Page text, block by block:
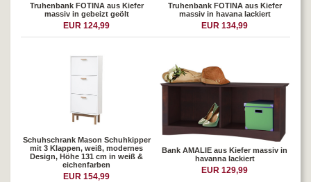
Truhenbank FOTINA aus Kiefer
massiv in gebeizt geölt
EUR 124,99
Truhenbank FOTINA aus Kiefer
massiv in havana lackiert
EUR 134,99
Schuhschrank Mason Schuhkipper
mit 3 Klappen, weiß, modernes
Design, Höhe 131 cm in weiß &
eichenfarben
EUR 154,99
Bank AMALIE aus Kiefer massiv in
havanna lackiert
EUR 129,99